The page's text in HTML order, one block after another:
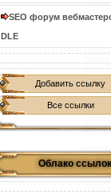
SEO форум
DLE
Добавить ссылку
Все ссылки
Облако ссылок